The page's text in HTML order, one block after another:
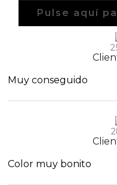
Pulse aquí
Muy conseguido
Color muy bonito